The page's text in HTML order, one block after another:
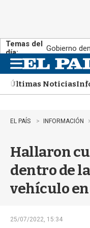
Temas del
día:
Gobierno
n
uÚltimas Noticias
EL PAÍS INFORMACIÓN
Hallaron
dentro de
vehículo
25/07/2022, 15:34